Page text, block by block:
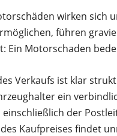
wirken sich
führen
Ein Motorschaden
Verkaufs ist klar
ein
der
Kaufpreises findet